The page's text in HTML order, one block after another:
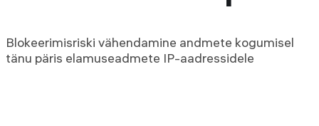
Blokeerimisriski vähendamine andmete kogumisel
tänu päris elamuseadmete IP-aadressidele